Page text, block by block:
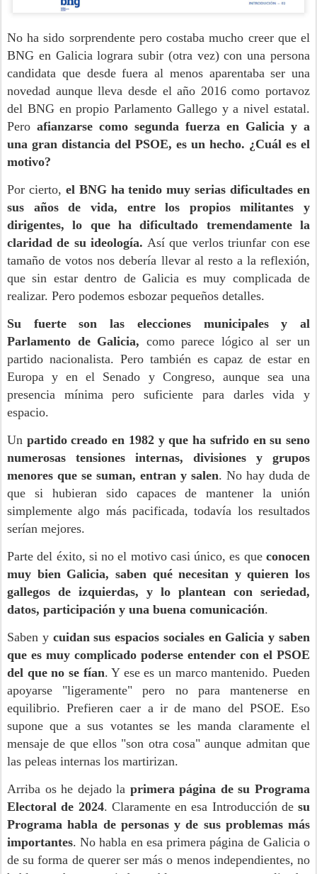
No ha sido sorprendente pero costaba mucho creer que el
BNG en Galicia lograra subir (otra vez) con una persona
candidata que desde fuera al menos aparentaba ser una
novedad aunque lleva desde el año 2016 como portavoz
del BNG en propio Parlamento Gallego y a nivel estatal.
Pero afianzarse como segunda fuerza en Galicia y a
una gran distancia del PSOE, es un hecho. ¿Cuál es el
motivo?
Por cierto, el BNG ha tenido muy serias dificultades en
sus años de vida, entre los propios militantes y
dirigentes, lo que ha dificultado tremendamente la
claridad de su ideología. Así que verlos triunfar con ese
tamaño de votos nos debería llevar al resto a la reflexión,
que sin estar dentro de Galicia es muy complicada de
realizar. Pero podemos esbozar pequeños detalles.
Su fuerte son las elecciones municipales y al
Parlamento de Galicia, como parece lógico al ser un
partido nacionalista. Pero también es capaz de estar en
Europa y en el Senado y Congreso, aunque sea una
presencia mínima pero suficiente para darles vida y
espacio.
Un partido creado en 1982 y que ha sufrido en su seno
numerosas tensiones internas, divisiones y grupos
menores que se suman, entran y salen. No hay duda de
que si hubieran sido capaces de mantener la unión
simplemente algo más pacificada, todavía los resultados
serían mejores.
Parte del éxito, si no el motivo casi único, es que conocen
muy bien Galicia, saben qué necesitan y quieren los
gallegos de izquierdas, y lo plantean con seriedad,
datos, participación y una buena comunicación.
Saben y cuidan sus espacios sociales en Galicia y saben
que es muy complicado poderse entender con el PSOE
del que no se fían. Y ese es un marco mantenido. Pueden
apoyarse "ligeramente" pero no para mantenerse en
equilibrio. Prefieren caer a ir de mano del PSOE. Eso
supone que a sus votantes se les manda claramente el
mensaje de que ellos "son otra cosa" aunque admitan que
las peleas internas los martirizan.
Arriba os he dejado la primera página de su Programa
Electoral de 2024. Claramente en esa Introducción de su
Programa habla de personas y de sus problemas más
importantes. No habla en esa primera página de Galicia o
de su forma de querer ser más o menos independientes, no